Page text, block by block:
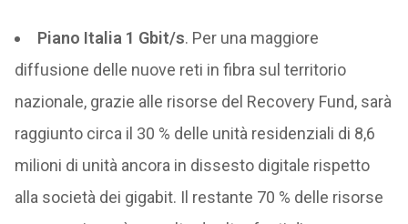
Piano Italia 1 Gbit/s. Per una maggiore
diffusione delle nuove reti in fibra sul territorio
nazionale, grazie alle risorse del Recovery Fund, sarà
raggiunto circa il 30 % delle unità residenziali di 8,6
milioni di unità ancora in dissesto digitale rispetto
alla società dei gigabit. Il restante 70 % delle risorse